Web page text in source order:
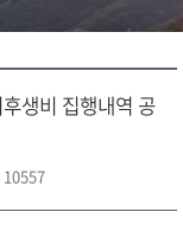
생비 집행내역 공
10557